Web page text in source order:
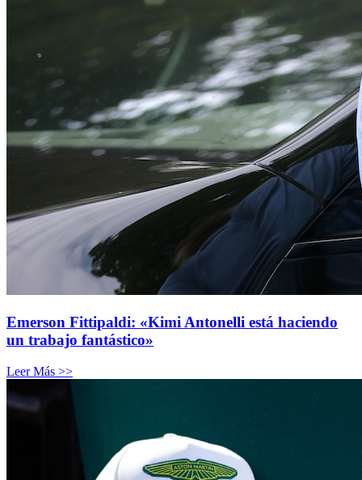
Emerson Fittipaldi: «Kimi Antonelli está haciendo
un trabajo fantástico»
Leer Más >>